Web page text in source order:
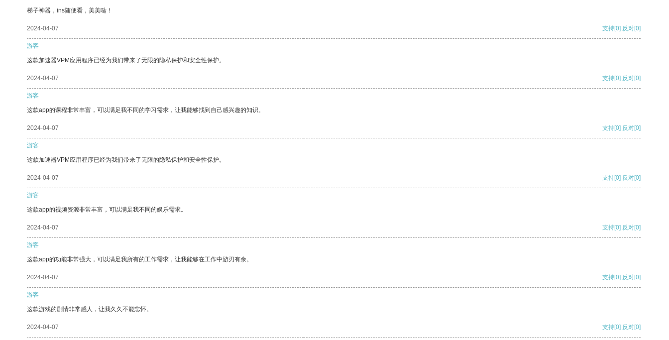
梯子神器，ins随便看，美美哒！
2024-04-07 支持[0] 反对[0]
游客
这款加速器VPM应用程序已经为我们带来了无限的隐私保护和安全性保护。
2024-04-07 支持[0] 反对[0]
游客
这款app的课程非常丰富，可以满足我不同的学习需求，让我能够找到自己感兴趣的知识。
2024-04-07 支持[0] 反对[0]
游客
这款加速器VPM应用程序已经为我们带来了无限的隐私保护和安全性保护。
2024-04-07 支持[0] 反对[0]
游客
这款app的视频资源非常丰富，可以满足我不同的娱乐需求。
2024-04-07 支持[0] 反对[0]
游客
这款app的功能非常强大，可以满足我所有的工作需求，让我能够在工作中游刃有余。
2024-04-07 支持[0] 反对[0]
游客
这款游戏的剧情非常感人，让我久久不能忘怀。
2024-04-07 支持[0] 反对[0]